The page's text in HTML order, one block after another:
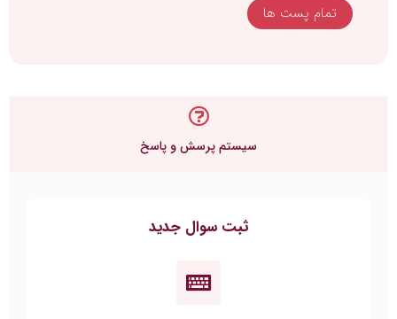
تمام پست ها
سیستم پرسش و پاسخ
ثبت سوال جدید